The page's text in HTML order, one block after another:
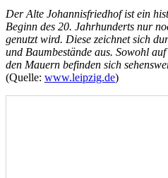
Der Alte Johannisfriedhof ist ein
Beginn des 20. Jahrhunderts nur
genutzt wird. Diese zeichnet sich
und Baumbestände aus. Sowohl
den Mauern befinden sich
(Quelle: www.leipzig.de)